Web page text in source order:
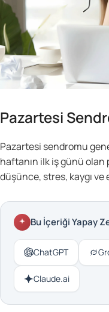
Pazartesi
Pazartesi sendromu
haftanın ilk iş günü
düşünce, stres, kaygı
Bu İçeriği Yapay
ChatGPT
Claude.ai